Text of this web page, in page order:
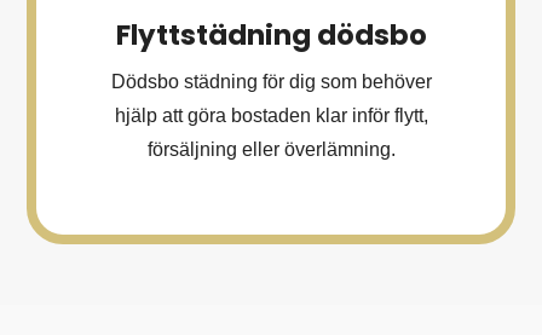
Flyttstädning dödsbo
Dödsbo städning för dig som behöver
hjälp att göra bostaden klar inför flytt,
försäljning eller överlämning.